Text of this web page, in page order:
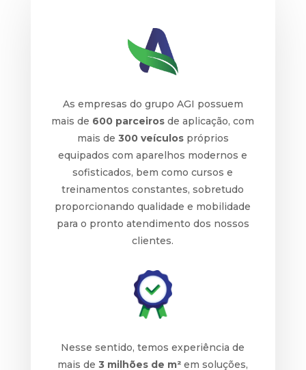
As empresas do grupo AGI possuem
mais de 600 parceiros de aplicação, com
mais de 300 veículospróprios
equipados com aparelhos modernos e
sofisticados, bem como cursos e
treinamentos constantes, sobretudo
proporcionando qualidade e mobilidade
para o pronto atendimento dos nossos
clientes.
Nesse sentido, temos experiência de
mais de3 milhões de m² em soluções,